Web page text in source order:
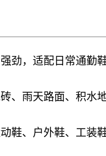
劲，适配日常通勤鞋
、雨天路面、积水
鞋、户外鞋、工装